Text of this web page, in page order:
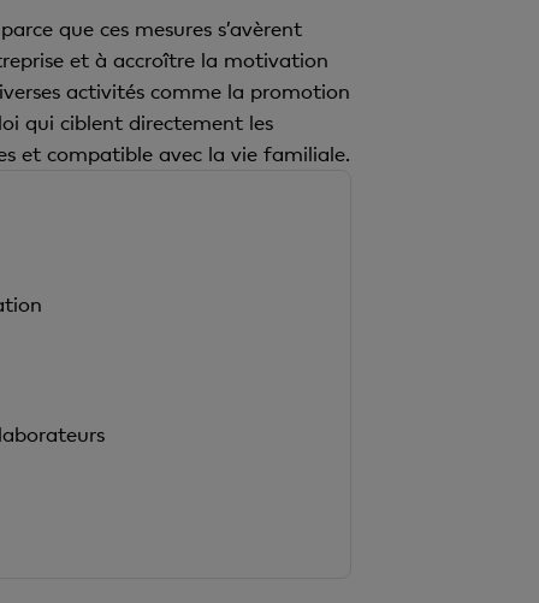
que ces mesures s’avèrent
et à accroître la motivation
activités comme la promotion
qui ciblent directement les
et compatible avec la vie familiale.